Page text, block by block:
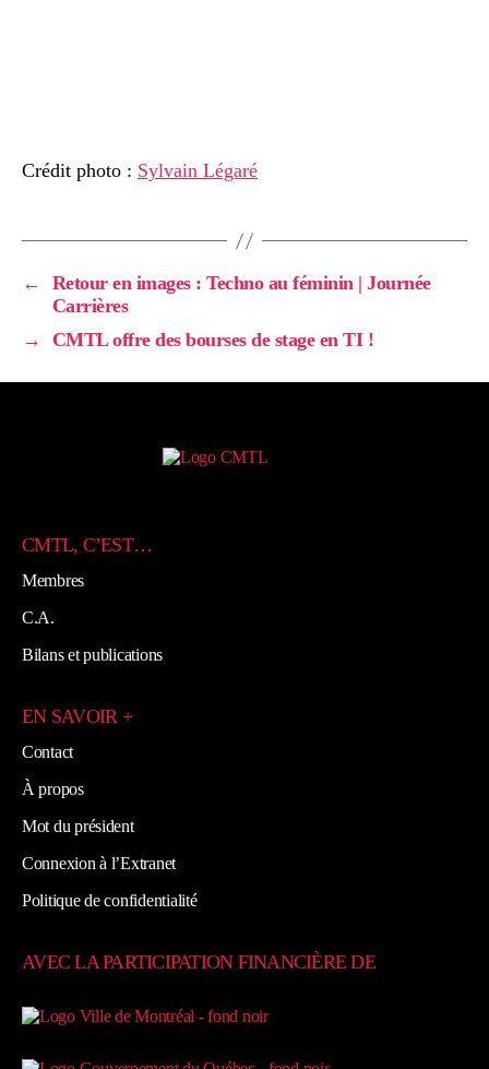
Crédit photo : Sylvain Légaré
←
Retour en images : Techno au féminin | Journée
Carrières
→
CMTL offre des bourses de stage en TI !
CMTL, C’EST…
Membres
C.A.
Bilans et publications
EN SAVOIR +
Contact
À propos
Mot du président
Connexion à l’Extranet
Politique de confidentialité
AVEC LA PARTICIPATION FINANCIÈRE DE